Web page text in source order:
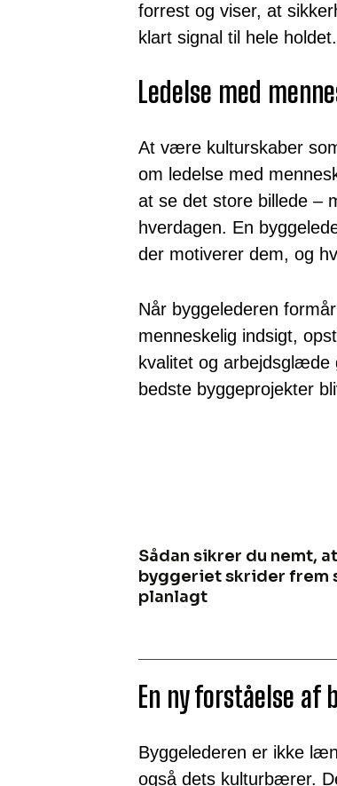
forrest og viser, at
klart signal til hele holdet.
Ledelse med
At være kulturskaber
om ledelse med
at se det store billede –
hverdagen. En
der motiverer dem, og
Når byggelederen
menneskelig indsigt,
kvalitet og arbejdsglæde
bedste byggeprojekter
Sådan sikrer du nemt, at
byggeriet skrider frem
planlagt
En ny forståelse af
Byggelederen er ikke
også dets kulturbærer.